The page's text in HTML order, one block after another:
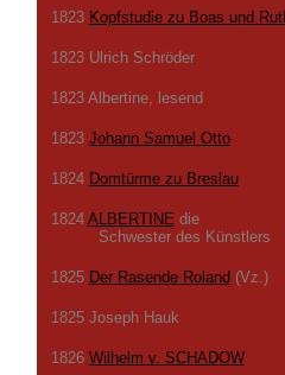
1823 Kopfstudie zu Boas und
1823 Ulrich Schröder
1823 Albertine, lesend
1823 Johann Samuel Otto
1824 Domtürme zu Breslau
1824 ALBERTINE die
Schwester des Künstlers
1825 Der Rasende Roland (Vz.)
1825 Joseph Hauk
1826 Wilhelm v. SCHADOW